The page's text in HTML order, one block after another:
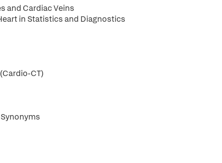
and Cardiac Veins
in Statistics and Diagnostics
CT)